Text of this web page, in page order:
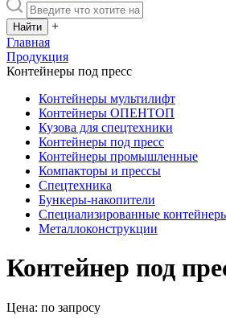
+
Главная
Продукция
Контейнеры под пресс
Контейнеры мультилифт
Контейнеры ОПЕНТОП
Кузова для спецтехники
Контейнеры под пресс
Контейнеры промышленные
Компакторы и прессы
Спецтехника
Бункеры-накопители
Специализированные
Металлоконструкции
Контейнер под
Цена: по запросу